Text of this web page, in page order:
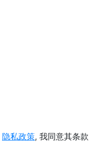
隐私政策, 我同意其条款